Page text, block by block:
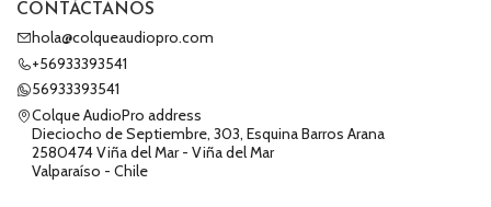
CONTÁCTANOS
hola@colqueaudiopro.com
+56933393541
56933393541
Colque AudioPro address
Dieciocho de Septiembre, 303, Esquina Barros Arana
2580474 Viña del Mar - Viña del Mar
Valparaíso - Chile